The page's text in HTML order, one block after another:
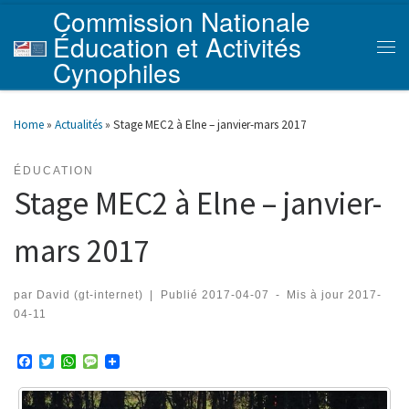
Skip to content
Commission Nationale
Éducation et Activités
Cynophiles
Home » Actualités » Stage MEC2 à Elne – janvier-mars 2017
ÉDUCATION
Stage MEC2 à Elne – janvier-
mars 2017
par David (gt-internet) Publié 2017-04-07 - Mis à jour 2017-
04-11
c
T
i
W
a
M
s